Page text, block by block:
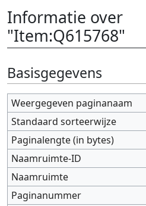
Informatie over
"Item:Q615768"
Ga naar:
Basisgegevens
Weergegeven paginanaam
Standaard sorteerwijze
Paginalengte (in bytes)
Naamruimte-ID
Naamruimte
Paginanummer